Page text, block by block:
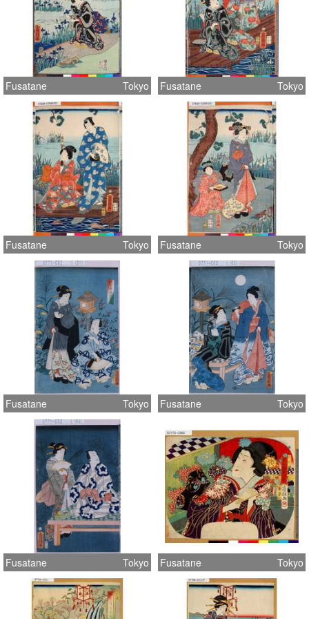
Fusatane Tokyo Fusatane Tokyo
Fusatane Tokyo Fusatane Tokyo
Fusatane Tokyo Fusatane Tokyo
Fusatane Tokyo Fusatane Tokyo